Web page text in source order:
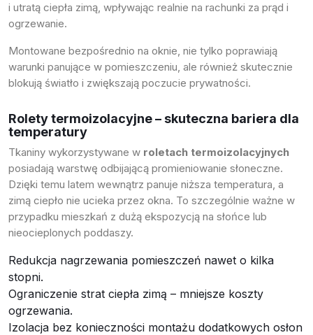
i utratą ciepła zimą, wpływając realnie na rachunki za prąd i
ogrzewanie.
Montowane bezpośrednio na oknie, nie tylko poprawiają
warunki panujące w pomieszczeniu, ale również skutecznie
blokują światło i zwiększają poczucie prywatności.
Rolety termoizolacyjne – skuteczna bariera dla
temperatury
Tkaniny wykorzystywane w roletach termoizolacyjnych
posiadają warstwę odbijającą promieniowanie słoneczne.
Dzięki temu latem wewnątrz panuje niższa temperatura, a
zimą ciepło nie ucieka przez okna. To szczególnie ważne w
przypadku mieszkań z dużą ekspozycją na słońce lub
nieocieplonych poddaszy.
Redukcja nagrzewania pomieszczeń nawet o kilka
stopni.
Ograniczenie strat ciepła zimą – mniejsze koszty
ogrzewania.
Izolacja bez konieczności montażu dodatkowych osłon